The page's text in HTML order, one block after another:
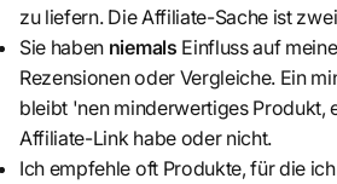
zu liefern. Die Affiliate-Sache ist
Sie haben niemals Einfluss auf
Rezensionen oder Vergleiche. Ein
bleibt 'nen minderwertiges Produkt,
Affiliate-Link habe oder nicht.
Ich empfehle oft Produkte, für die